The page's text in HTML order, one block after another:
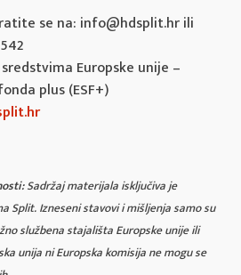
se na: info@hdsplit.hr ili
Europske unije –
plus (ESF+)
Sadržaj materijala isključiva je
Split. Izneseni stavovi i mišljenja samo su
službena stajališta Europske unije ili
unija ni Europska komisija ne mogu se